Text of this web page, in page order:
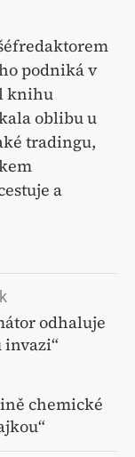
podniká v
knihu
oblibu u
tradingu,
a
odhaluje
invazi“
chemické